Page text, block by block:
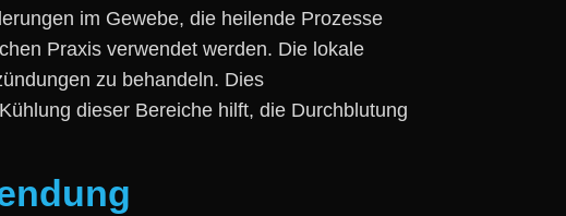
i‬m Gewebe, d‬ie heilende Prozesse
Praxis verwendet werden. D‬ie lokale
z‬u behandeln. Dies
d‬ieser Bereiche hilft, d‬ie Durchblutung